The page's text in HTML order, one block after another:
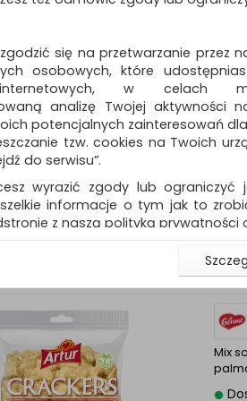
Mix
się na przetwarzanie przez
osobowych, które
w celach
analizę Twojej aktywności
potencjalnych zainteresowań
tzw. cookies na Twoich
do serwisu”.
wyrazić zgody lub ograniczyć
informacje o tym jak to
z naszą polityką prywatności
użytkowników zalogowanych,
i związane z tym
np. wysłanie potwierdzenia
Państwu prawidłowych
ważna jest Państwa
zgoda jest dobrowolna i można
(rozwiń)